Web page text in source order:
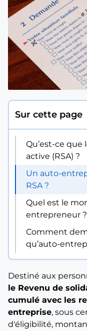
Sur cette page
Qu’est-ce que
active (RSA) ?
Un auto-
RSA ?
Quel est le
entrepreneur ?
Comment
qu’auto-
Destiné aux
le Revenu de
cumulé avec les
entreprise, sous
d'éligibilité,